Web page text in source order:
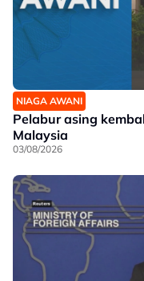
NIAGA AWANI
Pelabur asing
Malaysia
03/08/2026